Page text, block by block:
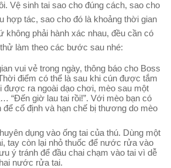
Vệ sinh tai sao cho đúng cách, sao cho
hợp tác, sao cho đó là khoảng thời gian
không phải hành xác nhau, đều cần có
làm theo các bước sau nhé:
vui vẻ trong ngày, thông báo cho Boss
điểm có thể là sau khi cún được tắm
được ra ngoài dạo chơi, mèo sau một
“Đến giờ lau tai rồi!”. Với mèo bạn có
để cố định và hạn chế bị thương do mèo
dụng vào ống tai của thú. Dùng một
tay còn lại nhỏ thuốc để nước rửa vào
ý tránh để đầu chai chạm vào tai vì dễ
nước rửa tai.